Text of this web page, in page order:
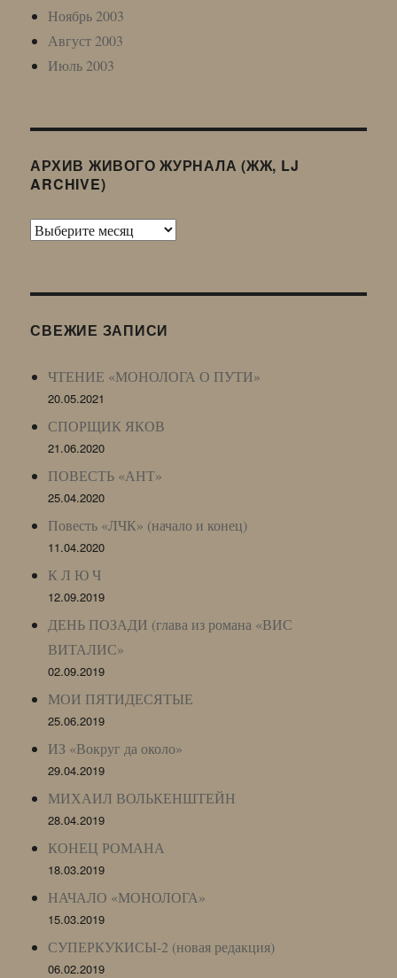
Ноябрь 2003
Август 2003
Июль 2003
АРХИВ ЖИВОГО ЖУРНАЛА (ЖЖ, LJ
ARCHIVE)
Архив
LJ
СВЕЖИЕ ЗАПИСИ
ЧТЕНИЕ «МОНОЛОГА О ПУТИ»
20.05.2021
СПОРЩИК ЯКОВ
21.06.2020
ПОВЕСТЬ «АНТ»
25.04.2020
Повесть «ЛЧК» (начало и конец)
11.04.2020
К Л Ю Ч
12.09.2019
ДЕНЬ ПОЗАДИ (глава из романа «ВИС
ВИТАЛИС»
02.09.2019
МОИ ПЯТИДЕСЯТЫЕ
25.06.2019
ИЗ «Вокруг да около»
29.04.2019
МИХАИЛ ВОЛЬКЕНШТЕЙН
28.04.2019
КОНЕЦ РОМАНА
18.03.2019
НАЧАЛО «МОНОЛОГА»
15.03.2019
СУПЕРКУКИСЫ-2 (новая редакция)
06.02.2019